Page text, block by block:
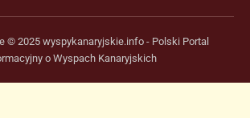
© 2025 wyspykanaryjskie.info - Polski Portal
o Wyspach Kanaryjskich